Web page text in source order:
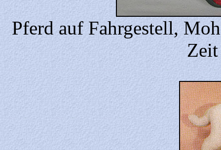
Pferd auf Fahrgestell,